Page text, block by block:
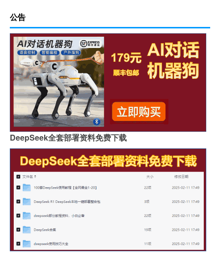
公告
DeepSeek全套部署资料免费下载